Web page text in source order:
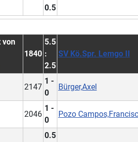
0.5
1840
5.5
:
2.5
SV Kö.Spr. Lemgo II
2147
1 -
0
Bürger,Axel
2046
1 -
0
Pozo
0.5